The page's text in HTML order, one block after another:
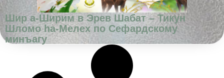
Шир а-Ширим в Эрев Шабат – Тикун
Шломо hа-Мелех по Сефардскому
минъагу